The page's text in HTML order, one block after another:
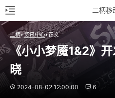
二柄移
二柄 资讯中心 正文
《小小梦魇1&2》
晓
2024-08-02 12:00:00 6